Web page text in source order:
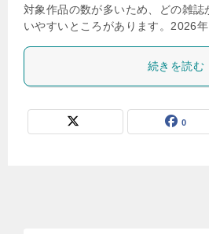
対象作品の数が多いため、どの雑誌
いやすいところがあります。2026
続きを読む
0